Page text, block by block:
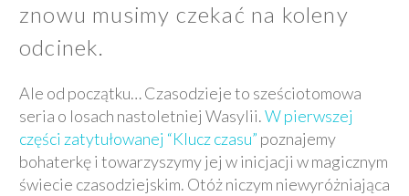
znowu musimy czekać na koleny
odcinek.
Ale od początku… Czasodzieje to sześciotomowa
seria o losach nastoletniej Wasylii.W pierwszej
części zatytułowanej “Klucz czasu” poznajemy
bohaterkę i towarzyszymy jej w inicjacji w magicznym
świecie czasodziejskim. Otóż niczym niewyróżniająca